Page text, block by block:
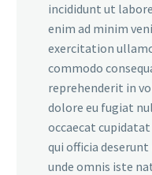
incididunt ut
enim ad minim
exercitation
commodo
reprehenderit in
dolore eu fugiat
occaecat
qui officia
unde omnis iste